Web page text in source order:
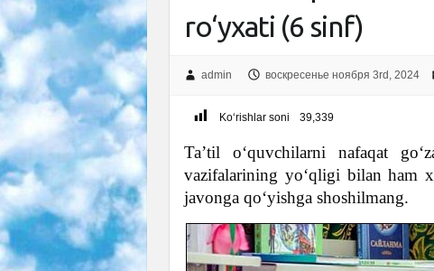
ro‘yxati (6 sinf)
admin воскресенье ноября 3rd, 2024
Ko‘rishlar soni 39,339
Ta’til o‘quvchilarni nafaqat
vazifalarining yo‘qligi bilan ham
javonga qo‘yishga shoshilmang.